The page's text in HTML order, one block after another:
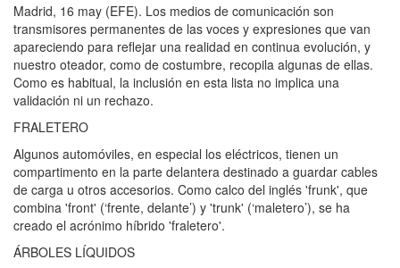
Madrid, 16 may (EFE). Los medios de comunicación son
transmisores permanentes de las voces y expresiones que van
apareciendo para reflejar una realidad en continua evolución, y
nuestro oteador, como de costumbre, recopila algunas de ellas.
Como es habitual, la inclusión en esta lista no implica una
validación ni un rechazo.
FRALETERO
Algunos automóviles, en especial los eléctricos, tienen un
compartimento en la parte delantera destinado a guardar cables
de carga u otros accesorios. Como calco del inglés 'frunk', que
combina 'front' (‘frente, delante’) y 'trunk' (‘maletero’), se ha
creado el acrónimo híbrido 'fraletero'.
ÁRBOLES LÍQUIDOS